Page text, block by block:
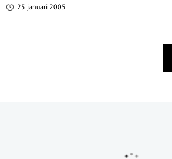
25 januari 2005